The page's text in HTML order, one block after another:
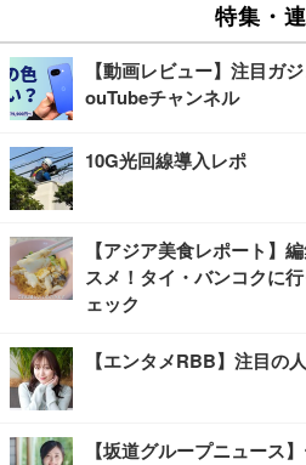
特集・
【動画レビュー】注目ガ
ouTubeチャンネル
10G光回線導入レポ
【アジア美食レポート】
スメ！タイ・バンコクに
ェック
【エンタメRBB】注目の
【坂道グループニュース